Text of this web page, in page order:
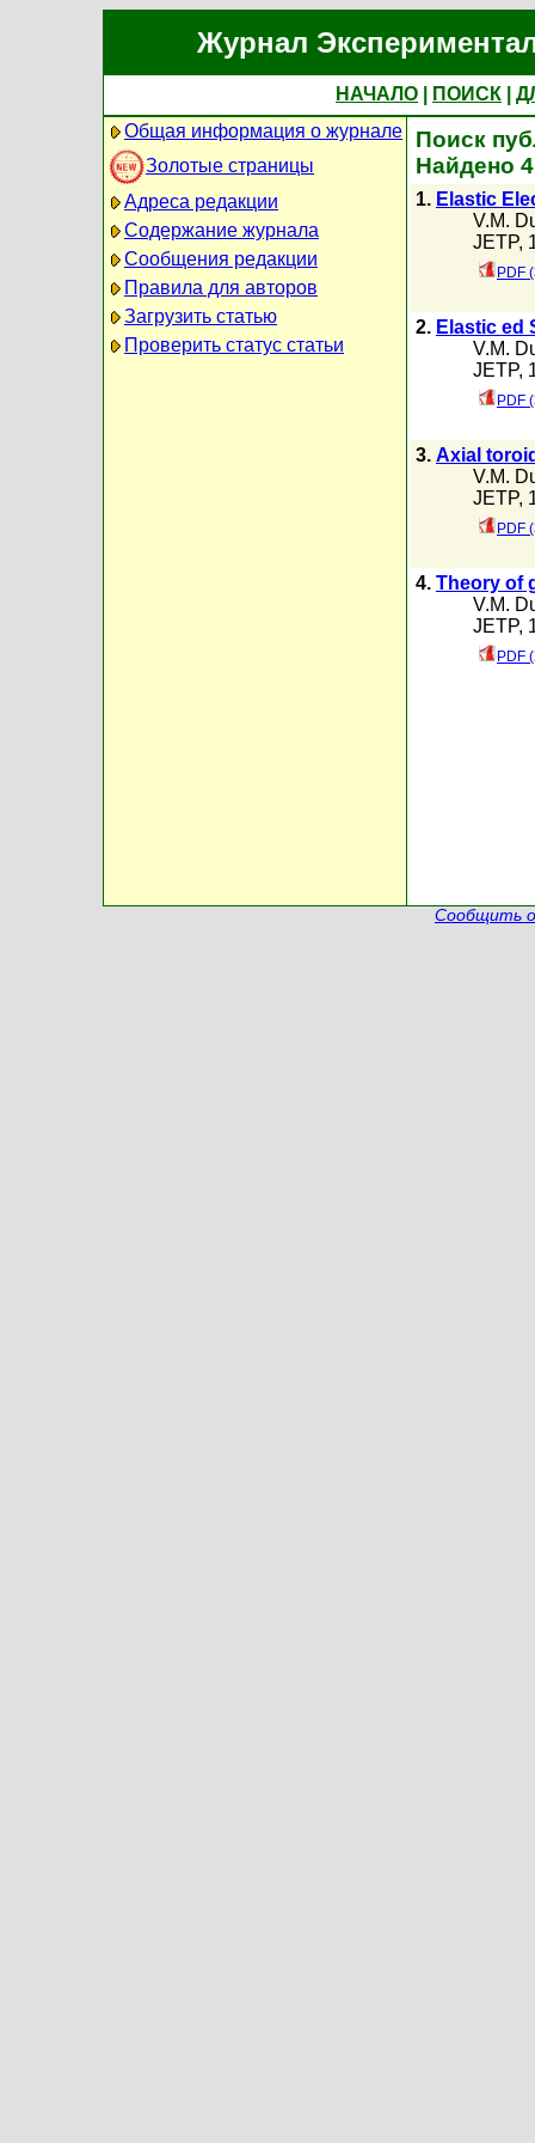
Журнал
НАЧАЛО ПОИСК
Общая информация о журнале
Золотые страницы
Адреса редакции
Содержание журнала
Сообщения редакции
Правила для авторов
Загрузить статью
Проверить статус статьи
Поиск
Найдено 4
1. Elastic
V.M.
JETP,
PDF
2. Elastic ed
V.M.
JETP,
PDF
3. Axial
V.M.
JETP,
PDF
4. Theory of
V.M.
JETP,
PDF
Сообщить о